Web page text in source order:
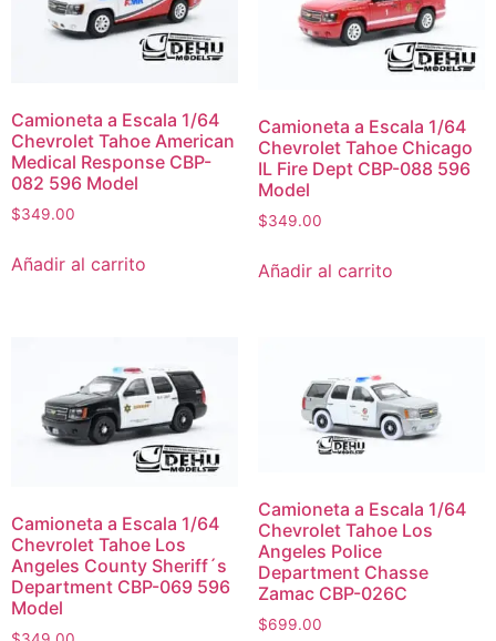
Camioneta a Escala 1/64
Chevrolet Tahoe American
Medical Response CBP-
082 596 Model
$349.00
Añadir al carrito
Camioneta a Escala 1/64
Chevrolet Tahoe Chicago
IL Fire Dept CBP-088 596
Model
$349.00
Añadir al carrito
Camioneta a Escala 1/64
Chevrolet Tahoe Los
Angeles County Sheriff´s
Department CBP-069 596
Model
Camioneta a Escala 1/64
Chevrolet Tahoe Los
Angeles Police
Department Chasse
Zamac CBP-026C
$699.00